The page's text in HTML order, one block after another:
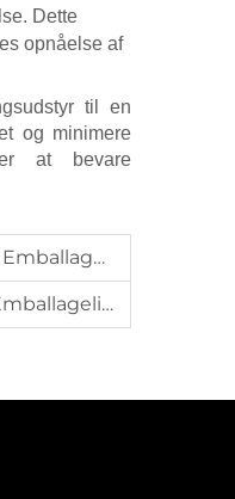
Dette
opnåelse af
til en
og minimere
at bevare